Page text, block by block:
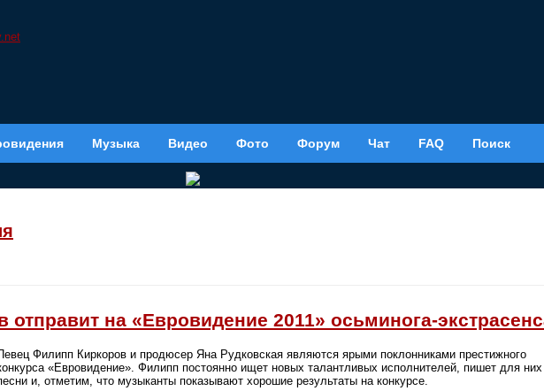
Музыка Видео Фото Форум Чат FAQ Поиск
на «Евровидение 2011» осьминога-
Филипп Киркоров и продюсер Яна Рудковская являются ярыми поклонниками престижного
«Евровидение». Филипп постоянно ищет новых талантливых исполнителей, пишет для них
и, отметим, что музыканты показывают хорошие результаты на конкурсе.